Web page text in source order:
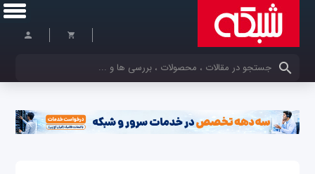
کلمات کلیدی خود را وارد کنید